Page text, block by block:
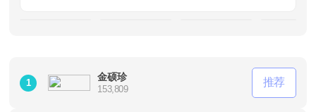
1
金硕珍
153,809
推荐